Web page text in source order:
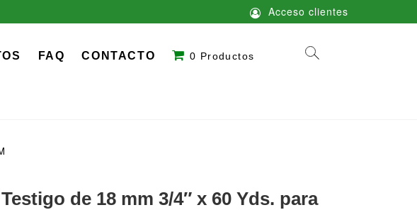
Acceso clientes
FAQ CONTACTO 0 Productos
de 18 mm 3/4″ x 60 Yds. para